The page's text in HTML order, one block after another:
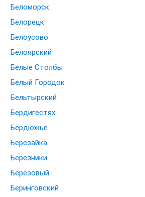
Беломорск
Белорецк
Белоусово
Белоярский
Белые Столбы
Белый Городок
Бельтырский
Бердигестях
Бердюжье
Березайка
Березники
Березовый
Беринговский